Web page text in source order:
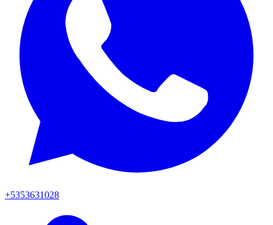
+5353631028